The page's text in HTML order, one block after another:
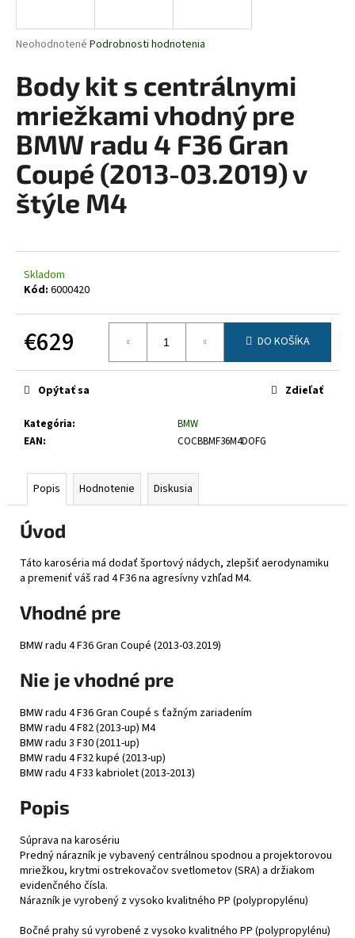
Priemerné
produktu
je
5
hviezdičiek.
Neohodnotené Podrobnosti hodnotenia
Body kit s centrálnymi
mriežkami vhodný pre
BMW radu 4 F36 Gran
Coupé (2013-03.2019) v
štýle M4
Skladom
Kód: 6000420
€629
cena:
DO KOŠÍKA
Kategória:
BMW
EAN: COCBBMF36M4DOFG
Opýtať sa Zdieľať
Popis Hodnotenie Diskusia
Úvod
Táto karoséria má dodať športový nádych, zlepšiť aerodynamiku
a premeniť váš rad 4 F36 na agresívny vzhľad M4.
Vhodné pre
BMW radu 4 F36 Gran Coupé (2013-03.2019)
Nie je vhodné pre
BMW radu 4 F36 Gran Coupé s ťažným zariadením
BMW radu 4 F82 (2013-up) M4
BMW radu 3 F30 (2011-up)
BMW radu 4 F32 kupé (2013-up)
BMW radu 4 F33 kabriolet (2013-2013)
Popis
Súprava na karosériu
Predný nárazník je vybavený centrálnou spodnou a projektorovou
mriežkou, krytmi ostrekovačov svetlometov (SRA) a držiakom
evidenčného čísla.
Nárazník je vyrobený z vysoko kvalitného PP (polypropylénu)
Bočné prahy sú vyrobené z vysoko kvalitného PP (polypropylénu)
j
ť
?
HĽADAŤ
O
d
p
ú
a
m